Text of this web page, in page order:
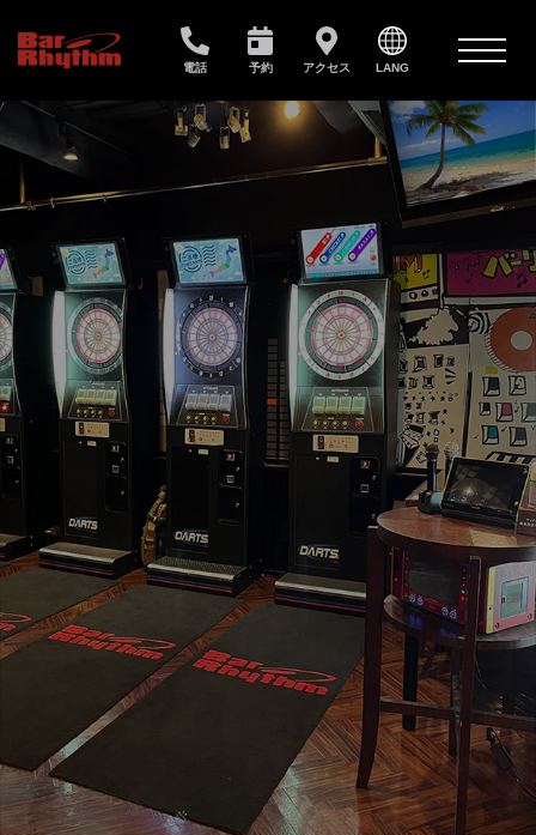
電話 予約 アクセス LANG